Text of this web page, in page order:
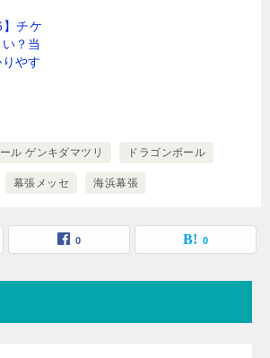
】チケ
？当
やす
ル ゲンキダマツリ ドラゴンボール
幕張メッセ 海浜幕張
0 0